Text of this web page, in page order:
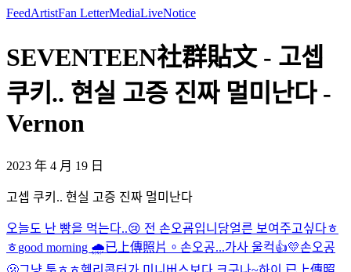
FeedArtistFan LetterMediaLiveNotice
SEVENTEEN社群貼文 - 고셉
쿠키.. 현실 고증 진짜 멀미난다 -
Vernon
2023 年 4 月 19 日
고셉 쿠키.. 현실 고증 진짜 멀미난다
오늘도 난 빵을 먹는다..😢 전 손오굠입니당얼른 보여주고싶다ㅎ
ㅎgood morning 🌧️已上傳照片。 손오공...가사 울컥👍💛손오공